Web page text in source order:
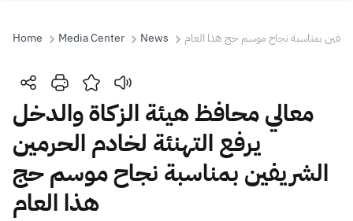
Search
Search Search AI
Suggestions
Home Media Center News بمناسبة نجاح موسم حج هذا العام
معالي محافظ هيئة الزكاة والدخل
يرفع التهنئة لخادم الحرمين
الشريفين بمناسبة نجاح موسم حج
هذا العام